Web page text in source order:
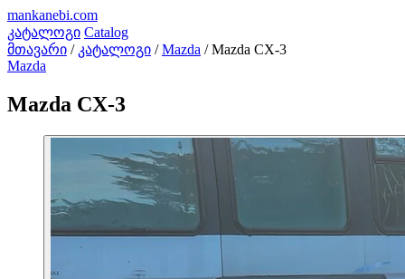
mankanebi.com
კატალოგი Catalog
მთავარი / კატალოგი / Mazda / Mazda CX-3
Mazda
Mazda CX-3